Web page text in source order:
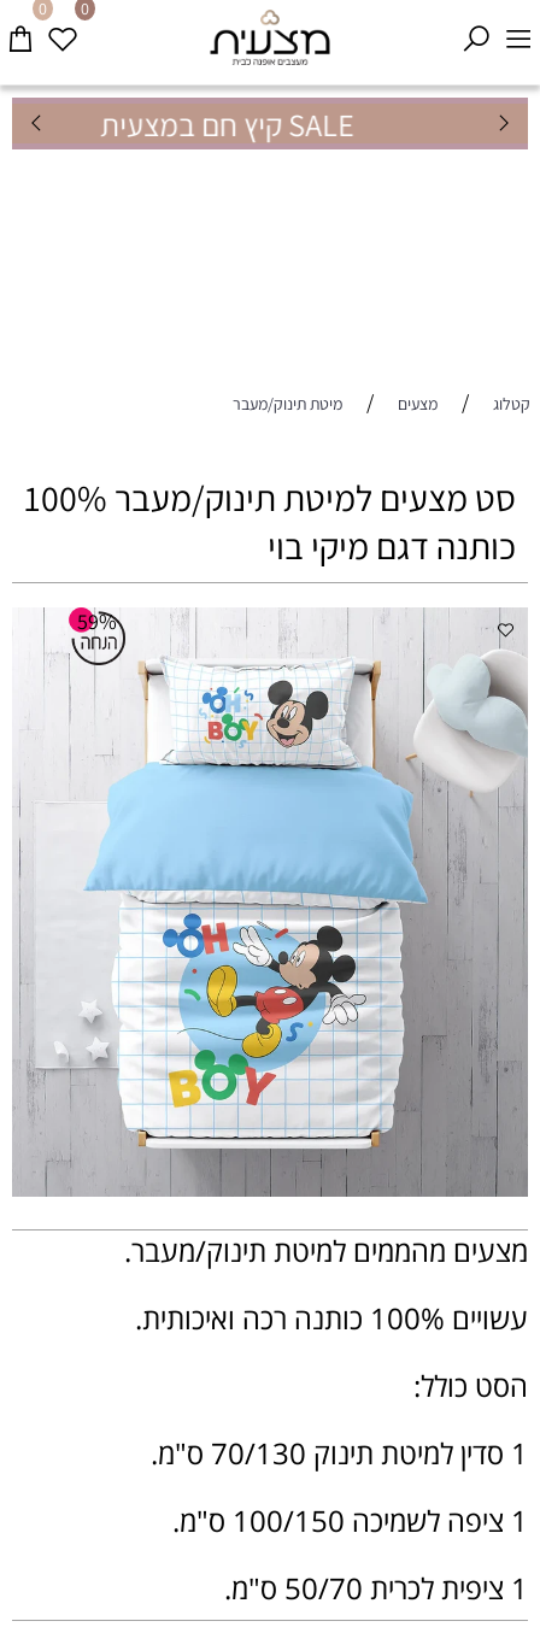
SALE קיץ חם במצעית
0 0
קטלוג / מצעים / מיטת תינוק/מעבר
סט מצעים למיטת תינוק/מעבר 100%
כותנה דגם מיקי בוי
59%
מצעים מהממים למיטת תינוק/מעבר.
עשויים 100% כותנה רכה ואיכותית.
הסט כולל:
1 סדין למיטת תינוק 70/130 ס"מ.
1 ציפה לשמיכה 100/150 ס"מ.
1 ציפית לכרית 50/70 ס"מ.